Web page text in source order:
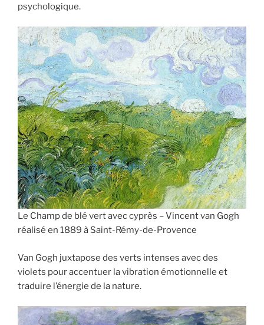
psychologique.
Le Champ de blé vert avec cyprès – Vincent van Gogh
réalisé en 1889 à Saint-Rémy-de-Provence
Van Gogh juxtapose des verts intenses avec des
violets pour accentuer la vibration émotionnelle et
traduire l’énergie de la nature.